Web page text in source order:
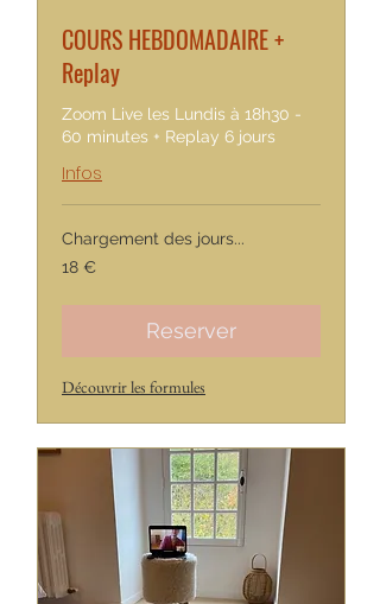
COURS HEBDOMADAIRE +
Replay
Zoom Live les Lundis à 18h30 -
60 minutes + Replay 6 jours
Infos
Chargement des jours...
18
euros
18 €
Reserver
Découvrir les formules